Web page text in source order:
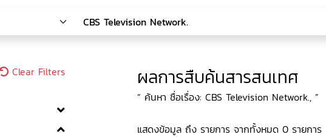
Clear Filters ผลการสืบค้นสารสนเทศ
“ ค้นหา ชื่อเรื่อง: CBS Television Network., ”
แสดงข้อมูล ถึง รายการ จากทั้งหมด 0 รายการ